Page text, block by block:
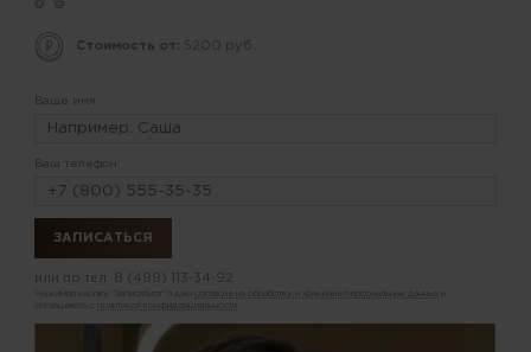
Стоимость от: 5200 руб.
Ваше имя:
Ваш телефон:
или по тел. 8 (499) 113-34-92
Нажимая кнопку "Записаться" я даю согласие на обработку и хранение персональных данных
политикой конфиденциальности